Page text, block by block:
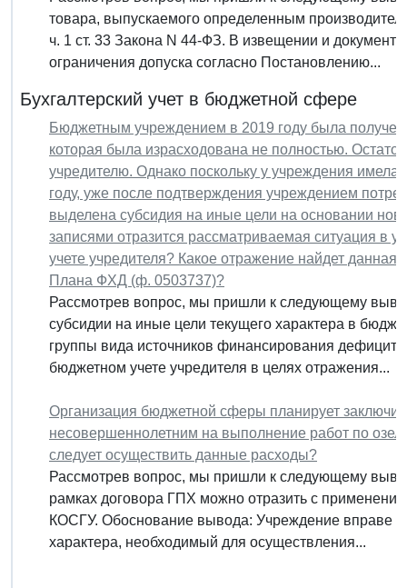
товара, выпускаемого определенным
ч. 1 ст. 33 Закона N 44-ФЗ. В извещении и
ограничения допуска согласно Постановлению...
Бухгалтерский учет в бюджетной сфере
Бюджетным учреждением в 2019 году была
которая была израсходована не полностью.
учредителю. Однако поскольку у учреждения
году, уже после подтверждения учреждением
выделена субсидия на иные цели на основании
записями отразится рассматриваемая ситуация в
учете учредителя? Какое отражение найдет
Плана ФХД (ф. 0503737)?
Рассмотрев вопрос, мы пришли к следующему
субсидии на иные цели текущего характера в
группы вида источников финансирования
бюджетном учете учредителя в целях отражения...
Организация бюджетной сферы планирует
несовершеннолетним на выполнение работ по
следует осуществить данные расходы?
Рассмотрев вопрос, мы пришли к следующему
рамках договора ГПХ можно отразить с
КОСГУ. Обоснование вывода: Учреждение вправе
характера, необходимый для осуществления...